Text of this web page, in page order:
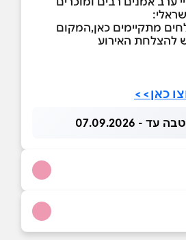
מתקיימים כאן,המקום
להצלחת האירוע
כאן>>
- 07.09.2026
בפייסבוק